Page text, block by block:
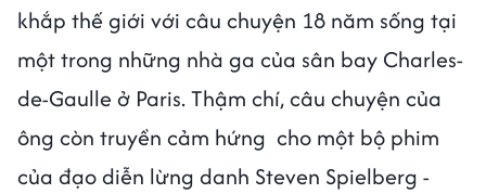
khắp thế giới với câu chuyện 18 năm sống tại
một trong những nhà ga của sân bay Charles-
de-Gaulle ở Paris. Thậm chí, câu chuyện của
ông còn truyền cảm hứng cho một bộ phim
của đạo diễn lừng danh Steven Spielberg -